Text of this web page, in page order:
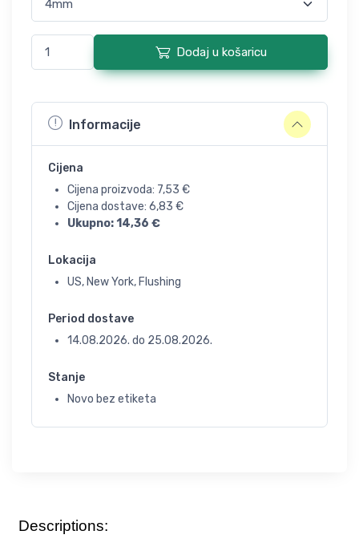
Dodaj u košaricu
Informacije
Cijena
Cijena proizvoda: 7,53 €
Cijena dostave: 6,83 €
Ukupno:14,36 €
Lokacija
US, New York, Flushing
Period dostave
14.08.2026. do 25.08.2026.
Stanje
Novo bez etiketa